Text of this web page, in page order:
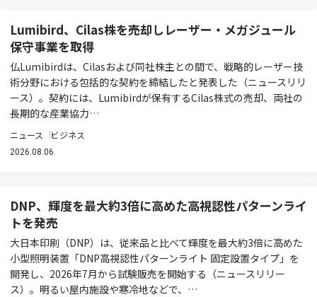
Lumibird、Cilas株を売却しレーザー・メガジュール
保守事業を取得
仏Lumibirdは、Cilasおよび同社株主との間で、戦略的レーザー技
術分野における包括的な契約を締結したと発表した（ニュースリリ
ース）。契約には、Lumibirdが保有するCilas株式の売却、両社の
長期的な産業協力…
ニュース ビジネス
2026.08.06
DNP、輝度を最大約3倍に高めた高視認性パターンライ
トを発売
大日本印刷（DNP）は、従来品と比べて輝度を最大約3倍に高めた
小型照明装置「DNP高視認性パターンライト 固定設置タイプ」を
開発し、2026年7月から試験販売を開始する（ニュースリリー
ス）。明るい屋内施設や寒冷地などで、…